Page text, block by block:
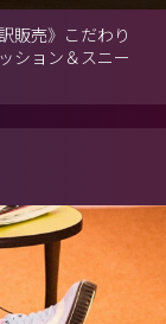
販売》こだわり
ション＆スニー